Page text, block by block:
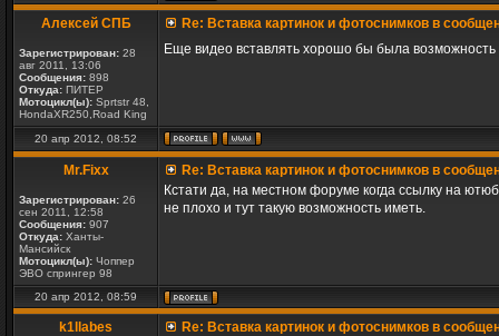
Алексей СПБ
Зарегистрирован: 28
авг 2011, 13:06
Сообщения: 898
Откуда: ПИТЕР
Мотоцикл(ы): Sprtstr 48,
HondaXR250,Road King
Re: Вставка картинок и фотоснимков в
Еще видео вставлять хорошо бы была возможность
20 апр 2012, 08:52
Mr.Fixx
Зарегистрирован: 26
сен 2011, 12:58
Сообщения: 907
Откуда: Ханты-
Мансийск
Мотоцикл(ы): Чоппер
ЭВО спрингер 98
Re: Вставка картинок и фотоснимков в
Кстати да, на местном форуме когда ссылку на
не плохо и тут такую возможность иметь.
20 апр 2012, 08:59
k1llabes
Re: Вставка картинок и фотоснимков в